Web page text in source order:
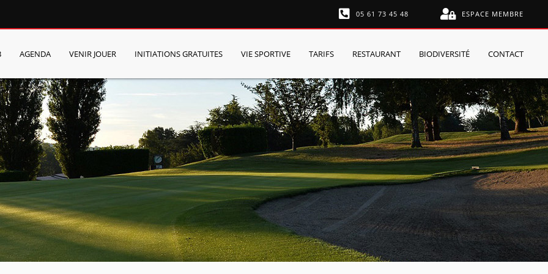
05 61 73 45 48 ESPACE MEMBRE
AGENDA VENIR JOUER INITIATIONS GRATUITES VIE SPORTIVE TARIFS RESTAURANT BIODIVERSITÉ CONTACT